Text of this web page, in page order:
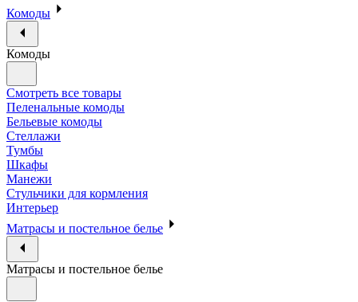
Комоды
Комоды
Смотреть все товары
Пеленальные комоды
Бельевые комоды
Стеллажи
Тумбы
Шкафы
Манежи
Стульчики для кормления
Интерьер
Матрасы и постельное белье
Матрасы и постельное белье